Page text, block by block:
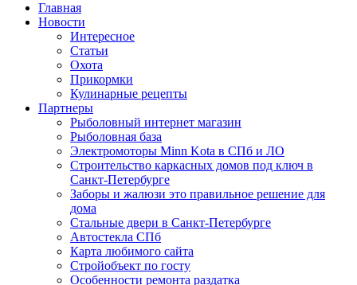
Главная
Новости
Интересное
Статьи
Охота
Прикормки
Кулинарные рецепты
Партнеры
Рыболовный интернет магазин
Рыболовная база
Электромоторы Minn Kota в СПб и ЛО
Строительство каркасных домов под ключ в
Санкт-Петербурге
Заборы и жалюзи это правильное решение для
дома
Стальные двери в Санкт-Петербурге
Автостекла СПб
Карта любимого сайта
Стройобъект по госту
Особенности ремонта раздатка